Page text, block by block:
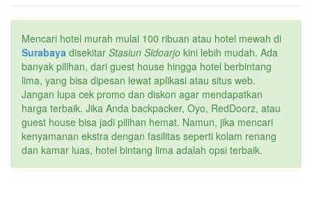
Mencari hotel murah mulai 100 ribuan atau hotel mewah di
Surabaya disekitar Stasiun Sidoarjo kini lebih mudah. Ada
banyak pilihan, dari guest house hingga hotel berbintang
lima, yang bisa dipesan lewat aplikasi atau situs web.
Jangan lupa cek promo dan diskon agar mendapatkan
harga terbaik. Jika Anda backpacker, Oyo, RedDoorz, atau
guest house bisa jadi pilihan hemat. Namun, jika mencari
kenyamanan ekstra dengan fasilitas seperti kolam renang
dan kamar luas, hotel bintang lima adalah opsi terbaik.